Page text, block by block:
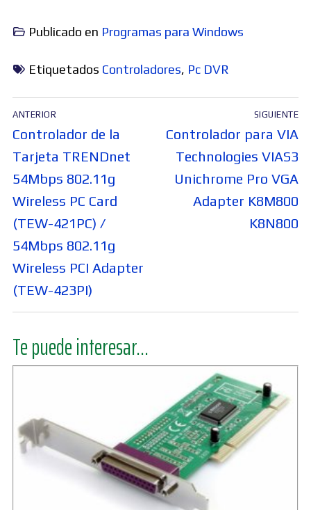
Publicado en Programas para Windows
Etiquetados Controladores, Pc DVR
Navegación
de
entradas
ANTERIOR
Entrada
anterior:
Controlador de la
Tarjeta TRENDnet
54Mbps 802.11g
Wireless PC Card
(TEW-421PC) /
54Mbps 802.11g
Wireless PCI Adapter
(TEW-423PI)
SIGUIENTE
Entrada
siguiente:
Controlador para VIA
Technologies VIAS3
Unichrome Pro VGA
Adapter K8M800
K8N800
Te puede interesar...